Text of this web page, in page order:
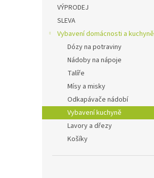
VÝPRODEJ
SLEVA
Vybavení domácnosti a kuchyně
Dózy na potraviny
Nádoby na nápoje
Talíře
Mísy a misky
Odkapávače nádobí
Vybavení kuchyně
Lavory a dřezy
Košíky